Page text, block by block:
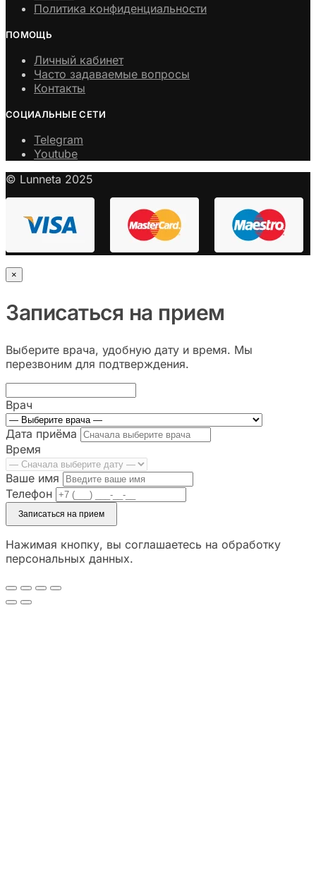
Политика конфиденциальности
ПОМОЩЬ
Личный кабинет
Часто задаваемые вопросы
Контакты
СОЦИАЛЬНЫЕ СЕТИ
Telegram
Youtube
© Lunneta 2025
×
Записаться на прием
Выберите врача, удобную дату и время. Мы
перезвоним для подтверждения.
Врач
Дата приёма
Время
Ваше имя
Телефон
Записаться на прием
Нажимая кнопку, вы соглашаетесь на обработку
персональных данных.